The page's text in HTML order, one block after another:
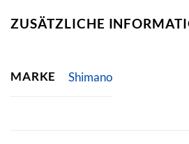
ZUSÄTZLICHE
MARKE Shimano